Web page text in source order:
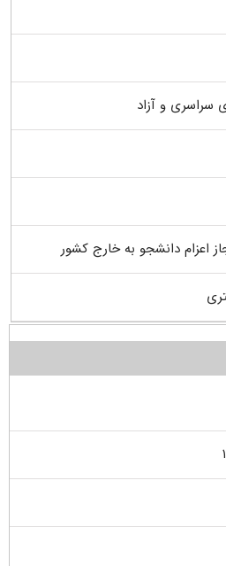
سراسری و آزاد
دانشجو به خارج کشور